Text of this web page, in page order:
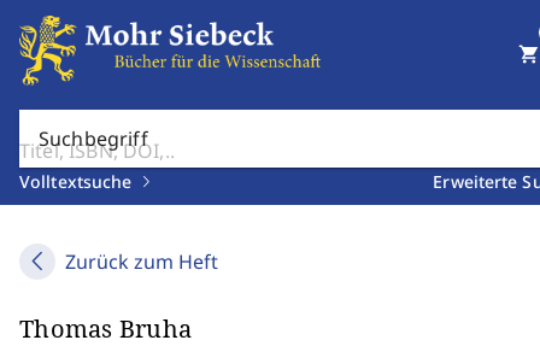
Suchbegriff
Volltextsuche Erweiterte
shopping_cart
Zurück zum Heft
Thomas Bruha